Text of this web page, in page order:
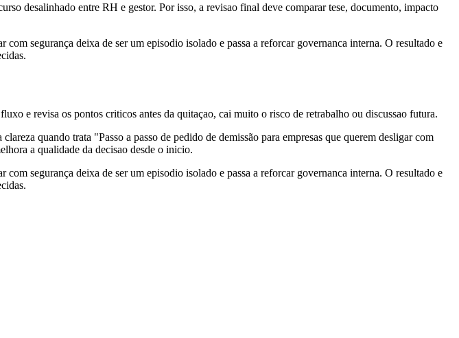
desalinhado entre RH e gestor. Por isso, a revisao final deve comparar tese, documento, impacto
segurança deixa de ser um episodio isolado e passa a reforcar governanca interna. O resultado e
e revisa os pontos criticos antes da quitaçao, cai muito o risco de retrabalho ou discussao futura.
quando trata "Passo a passo de pedido de demissão para empresas que querem desligar com
a qualidade da decisao desde o inicio.
segurança deixa de ser um episodio isolado e passa a reforcar governanca interna. O resultado e